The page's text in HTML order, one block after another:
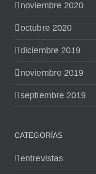
noviembre 2020
octubre 2020
diciembre 2019
noviembre 2019
septiembre 2019
CATEGORÍAS
entrevistas